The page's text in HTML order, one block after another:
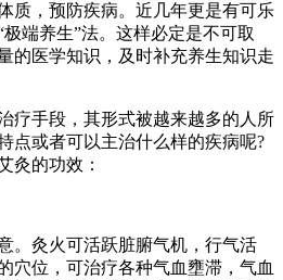
质，预防疾病。近几年更是有可乐
端养生”法。这样必定是不可取
的医学知识，及时补充养生知识走
疗手段，其形式被越来越多的人所
点或者可以主治什么样的疾病呢?
灸的功效：
。灸火可活跃脏腑气机，行气活
穴位，可治疗各种气血壅滞，气血